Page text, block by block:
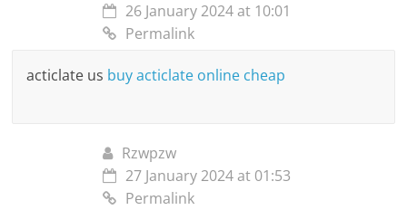
26 January 2024 at 10:01
Permalink
acticlate us buy acticlate online cheap
Rzwpzw
27 January 2024 at 01:53
Permalink